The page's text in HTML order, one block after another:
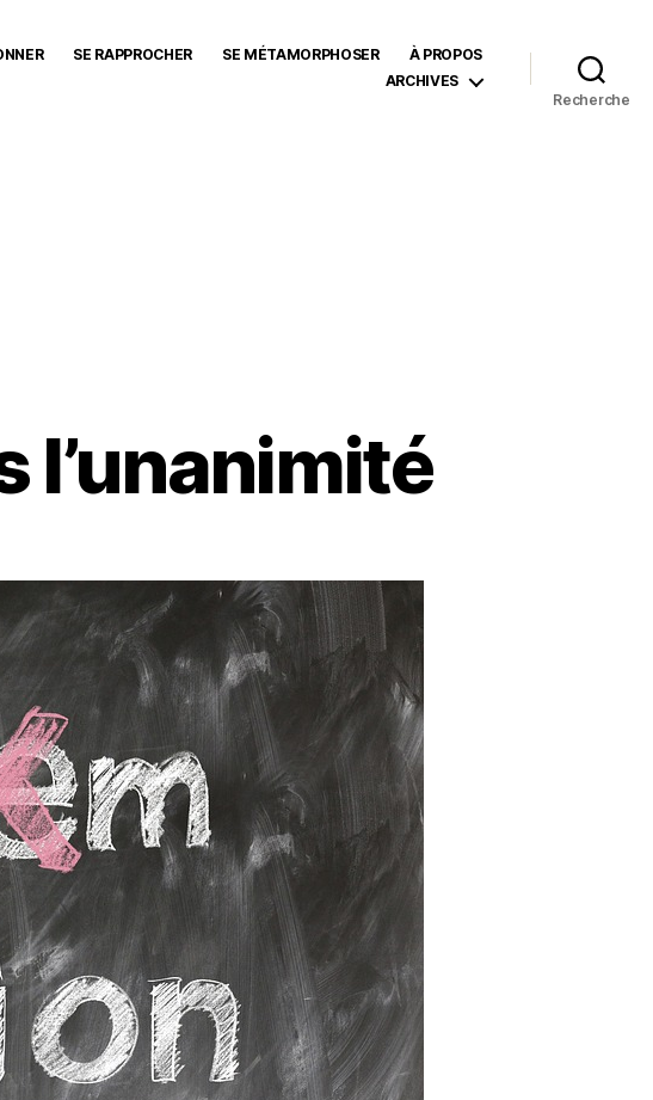
SE RAPPROCHER SE MÉTAMORPHOSER
À PROPOS
ARCHIVES
Recherche
l’unanimité